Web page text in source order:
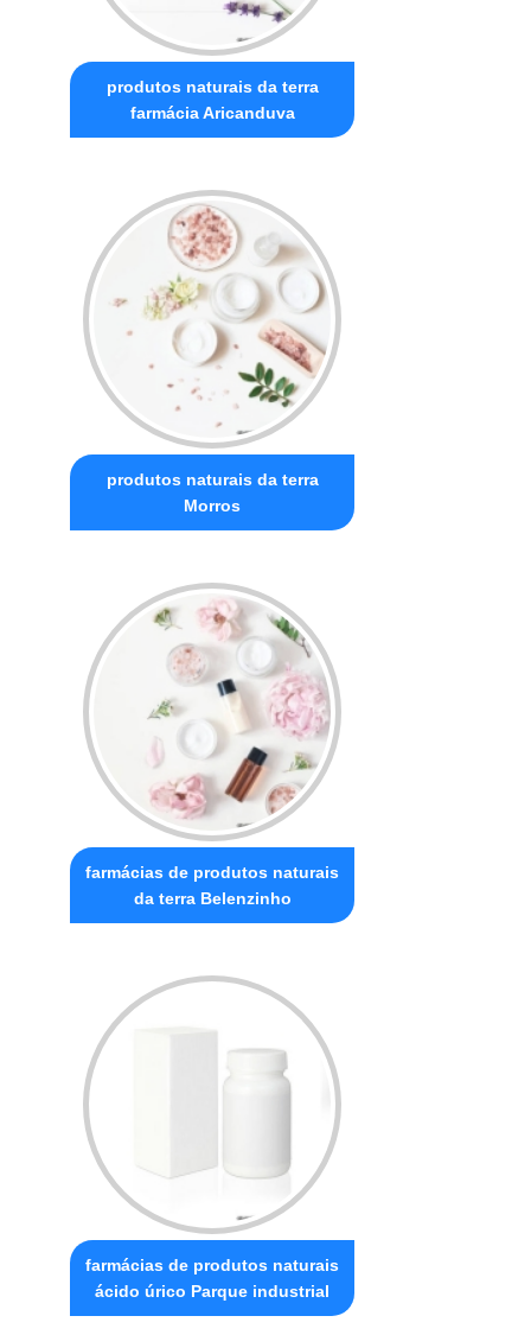
produtos naturais da terra
farmácia Aricanduva
produtos naturais da terra
Morros
farmácias de produtos naturais
da terra Belenzinho
farmácias de produtos naturais
ácido úrico Parque industrial